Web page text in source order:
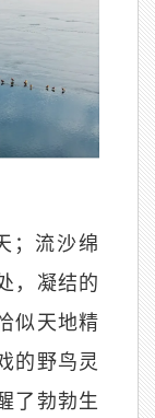
；流沙绵
，凝结的
似天地精
的野鸟灵
了勃勃生